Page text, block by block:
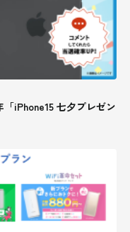
iPhone15 七夕プレゼン